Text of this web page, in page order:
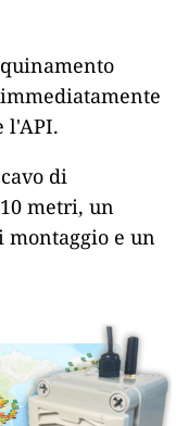
l'API.
di
metri, un
montaggio e un